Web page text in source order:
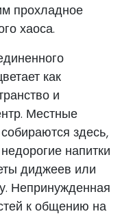
прохладное
хаоса.
как
и
Местные
здесь,
напитки
диджеев или
Непринужденная
к общению на